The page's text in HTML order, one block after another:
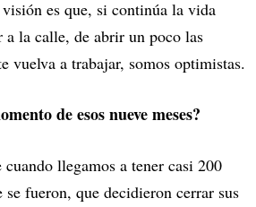
es que, si continúa la vida
la calle, de abrir un poco las
vuelva a trabajar, somos optimistas.
de esos nueve meses?
llegamos a tener casi 200
se fueron, que decidieron cerrar sus